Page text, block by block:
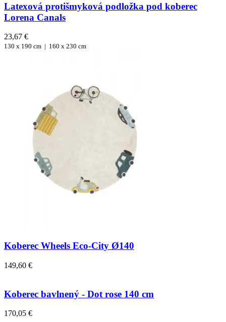
Latexová protišmyková podložka pod koberec
Lorena Canals
23,67 €
130 x 190 cm | 160 x 230 cm
Koberec Wheels Eco-City Ø140
149,60 €
Koberec bavlnený - Dot rose 140 cm
170,05 €